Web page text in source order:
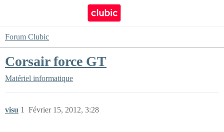
Forum Clubic
Corsair force GT
Matériel informatique
visu Février 15, 2012, 3:28
1